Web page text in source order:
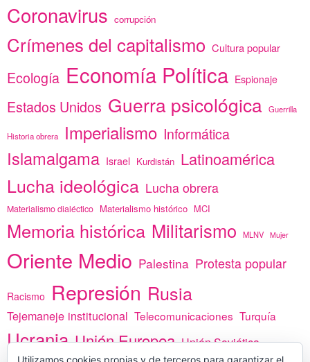
Coronavirus corrupción
Crímenes del capitalismo Cultura popular
Ecología Economía Política Espionaje
Estados Unidos Guerra psicológica Guerrilla
Historia obrera Imperialismo Informática
Islamalgama Israel Kurdistán Latinoamérica
Lucha ideológica Lucha obrera
Materialismo dialéctico Materialismo histórico MCI
Memoria histórica Militarismo MLNV Mujer
Oriente Medio Palestina Protesta popular
Racismo Represión Rusia
Tejemaneje institucional Telecomunicaciones Turquía
Ucrania Unión Europea Unión Soviética
Utilizamos cookies propias y de terceros para garantizar el